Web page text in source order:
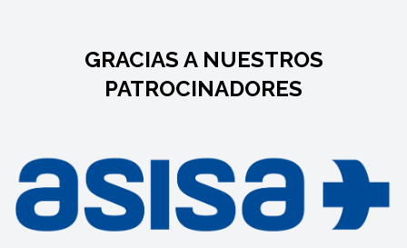
GRACIAS A NUESTROS
PATROCINADORES